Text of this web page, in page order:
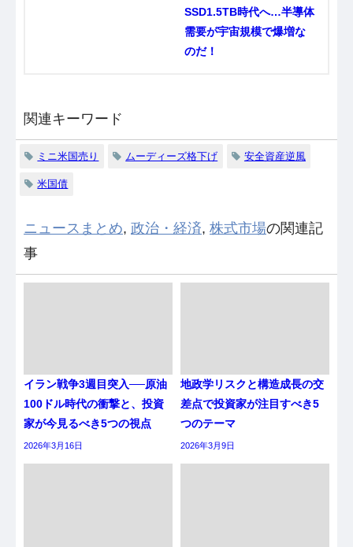
SSD1.5TB時代へ…半導体
需要が宇宙規模で爆増な
のだ！
関連キーワード
ミニ米国売り ムーディーズ格下げ 安全資産逆風
米国債
ニュースまとめ, 政治・経済, 株式市場の関連記
事
イラン戦争3週目突入──原油
100ドル時代の衝撃と、投資
家が今見るべき5つの視点
2026年3月16日
地政学リスクと構造成長の交
差点で投資家が注目すべき5
つのテーマ
2026年3月9日